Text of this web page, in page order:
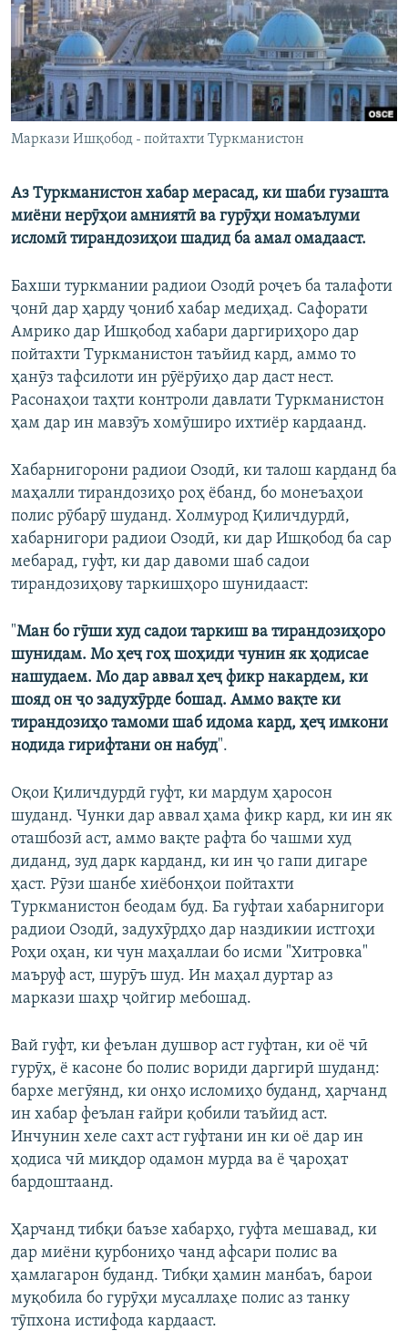
ГУЗОРИШҲОИ РАДИОӢ
Русский
ПАЙГИРӢ КУНЕД
Ҳамаи сомонаҳои RFE/RL
Маркази Ишқобод - пойтахти Туркманистон
Аз Туркманистон хабар мерасад, ки шаби гузашта
миёни нерӯҳои амниятӣ ва гурӯҳи номаълуми
исломӣ тирандозиҳои шадид ба амал омадааст.
Бахши туркмании радиои Озодӣ роҷеъ ба талафоти
ҷонӣ дар ҳарду ҷониб хабар медиҳад. Сафорати
Амрико дар Ишқобод хабари даргириҳоро дар
пойтахти Туркманистон таъйид кард, аммо то
ҳанӯз тафсилоти ин рӯёрӯиҳо дар даст нест.
Расонаҳои таҳти контроли давлати Туркманистон
ҳам дар ин мавзӯъ хомӯширо ихтиёр кардаанд.
Хабарнигорони радиои Озодӣ, ки талош карданд ба
маҳалли тирандозиҳо роҳ ёбанд, бо монеъаҳои
полис рӯбарӯ шуданд. Холмурод Қиличдурдӣ,
хабарнигори радиои Озодӣ, ки дар Ишқобод ба сар
мебарад, гуфт, ки дар давоми шаб садои
тирандозиҳову таркишҳоро шунидааст:
"Ман бо гӯши худ садои таркиш ва тирандозиҳоро
шунидам. Мо ҳеҷ гоҳ шоҳиди чунин як ҳодисае
нашудаем. Мо дар аввал ҳеҷ фикр накардем, ки
шояд он ҷо задухӯрде бошад. Аммо вақте ки
тирандозиҳо тамоми шаб идома кард, ҳеҷ имкони
нодида гирифтани он набуд".
Оқои Қиличдурдӣ гуфт, ки мардум ҳаросон
шуданд. Чунки дар аввал ҳама фикр кард, ки ин як
оташбозӣ аст, аммо вақте рафта бо чашми худ
диданд, зуд дарк карданд, ки ин ҷо гапи дигаре
ҳаст. Рӯзи шанбе хиёбонҳои пойтахти
Туркманистон беодам буд. Ба гуфтаи хабарнигори
радиои Озодӣ, задухӯрдҳо дар наздикии истгоҳи
Роҳи оҳан, ки чун маҳаллаи бо исми "Хитровка"
маъруф аст, шурӯъ шуд. Ин маҳал дуртар аз
маркази шаҳр ҷойгир мебошад.
Вай гуфт, ки феълан душвор аст гуфтан, ки оё чӣ
гурӯҳ, ё касоне бо полис вориди даргирӣ шуданд:
бархе мегӯянд, ки онҳо исломиҳо буданд, ҳарчанд
ин хабар феълан ғайри қобили таъйид аст.
Инчунин хеле сахт аст гуфтани ин ки оё дар ин
ҳодиса чӣ миқдор одамон мурда ва ё ҷароҳат
бардоштаанд.
Ҳарчанд тибқи баъзе хабарҳо, гуфта мешавад, ки
дар миёни қурбониҳо чанд афсари полис ва
ҳамлагарон буданд. Тибқи ҳамин манбаъ, барои
муқобила бо гурӯҳи мусаллаҳе полис аз танку
тӯпхона истифода кардааст.